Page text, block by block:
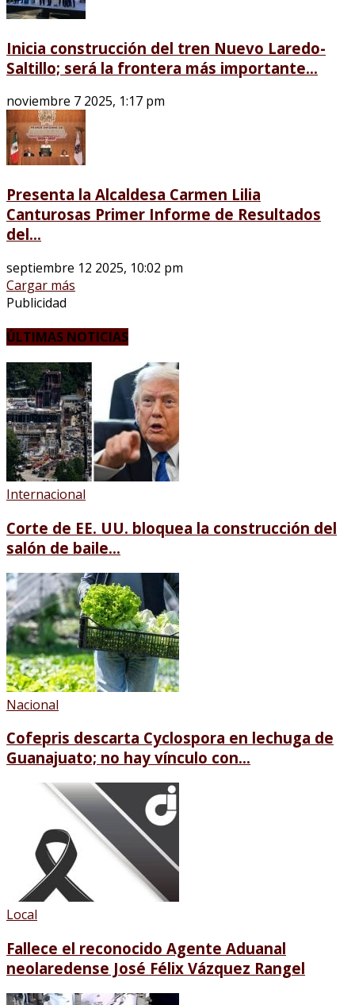
Inicia construcción del tren Nuevo Laredo-
Saltillo; será la frontera más importante...
noviembre 7 2025, 1:17 pm
Presenta la Alcaldesa Carmen Lilia
Canturosas Primer Informe de Resultados
del...
septiembre 12 2025, 10:02 pm
Cargar más
Publicidad
ÚLTIMAS NOTICIAS
Internacional
Corte de EE. UU. bloquea la construcción del
salón de baile...
Nacional
Cofepris descarta Cyclospora en lechuga de
Guanajuato; no hay vínculo con...
Local
Fallece el reconocido Agente Aduanal
neolaredense José Félix Vázquez Rangel